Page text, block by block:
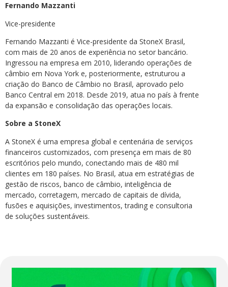
Fernando Mazzanti
Vice-presidente
Fernando Mazzanti é Vice-presidente da StoneX Brasil,
com mais de 20 anos de experiência no setor bancário.
Ingressou na empresa em 2010, liderando operações de
câmbio em Nova York e, posteriormente, estruturou a
criação do Banco de Câmbio no Brasil, aprovado pelo
Banco Central em 2018. Desde 2019, atua no país à frente
da expansão e consolidação das operações locais.
Sobre a StoneX
A StoneX é uma empresa global e centenária de serviços
financeiros customizados, com presença em mais de 80
escritórios pelo mundo, conectando mais de 480 mil
clientes em 180 países. No Brasil, atua em estratégias de
gestão de riscos, banco de câmbio, inteligência de
mercado, corretagem, mercado de capitais de dívida,
fusões e aquisições, investimentos, trading e consultoria
de soluções sustentáveis.